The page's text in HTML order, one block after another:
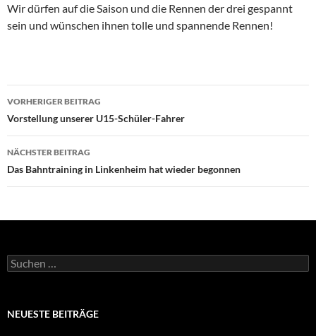
Wir dürfen auf die Saison und die Rennen der drei gespannt
sein und wünschen ihnen tolle und spannende Rennen!
Beitragsnavigation
VORHERIGER BEITRAG
Vorstellung unserer U15-Schüler-Fahrer
NÄCHSTER BEITRAG
Das Bahntraining in Linkenheim hat wieder begonnen
Suchen
nach:
NEUESTE BEITRÄGE